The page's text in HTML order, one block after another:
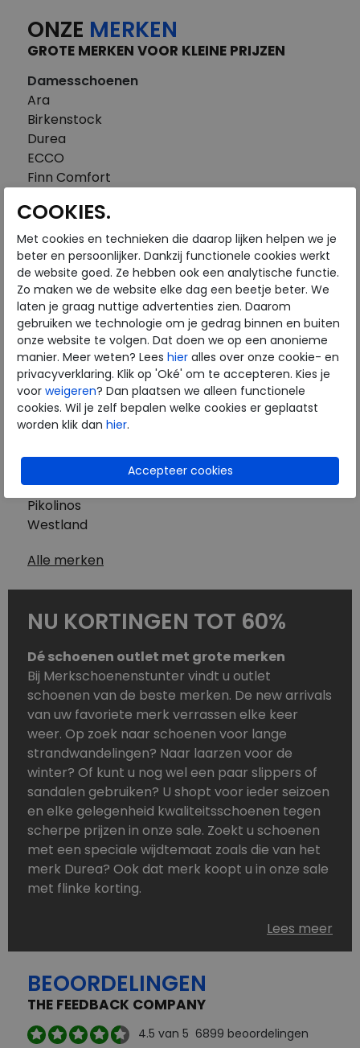
ONZE MERKEN
GROTE MERKEN VOOR KLEINE PRIJZEN
Damesschoenen
Ara
Birkenstock
Durea
ECCO
Finn Comfort
Gabor
Piedi Nudi
Pikolinos
Solidus
Think
Waldlaufer
Westland
Wolky
Herenschoenen
Australian
Birkenstock
Clarks
Mephisto
Pikolinos
Westland
Alle merken
NU KORTINGEN TOT 60%
Dé schoenen outlet met grote merken
Bij Merkschoenenstunter vindt u outlet
schoenen van de beste merken. De new arrivals
van uw favoriete merk verrassen elke keer
weer. Op zoek naar schoenen voor lange
strandwandelingen? Naar laarzen voor de
winter? Of kunt u nog wel een paar slippers of
sandalen gebruiken? U shopt voor ieder seizoen
en elke gelegenheid kwaliteitsschoenen tegen
scherpe prijzen in onze sale. Zoekt u schoenen
met een speciale wijdtemaat zoals die van het
merk Durea? Ook dat merk koopt u in onze sale
met flinke korting.
Schoenen heeft u nooit genoeg. Goedkope
schoenen, maar dus wel van topmerken,
aanbod is zo compleet dat u altijd wel een
passend paar vindt.
Welke schoenmerken vindt u in onze online
Lees meer
BEOORDELINGEN
THE FEEDBACK COMPANY
4.5 van 5 6899 beoordelingen
COOKIES.
Met cookies en technieken die daarop lijken helpen we je
beter en persoonlijker. Dankzij functionele cookies werkt
de website goed. Ze hebben ook een analytische functie.
Zo maken we de website elke dag een beetje beter. We
laten je graag nuttige advertenties zien. Daarom
gebruiken we technologie om je gedrag binnen en buiten
onze website te volgen. Dat doen we op een anonieme
manier. Meer weten? Lees hier alles over onze cookie- en
privacyverklaring. Klik op 'Oké' om te accepteren. Kies je
voor weigeren? Dan plaatsen we alleen functionele
cookies. Wil je zelf bepalen welke cookies er geplaatst
worden klik dan hier.